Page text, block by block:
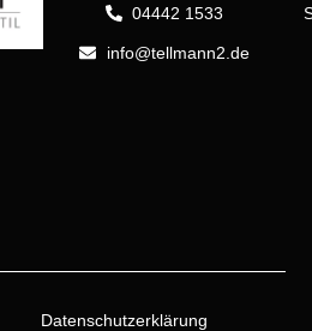
04442 1533
info@tellmann2.de
Datenschutzerklärung